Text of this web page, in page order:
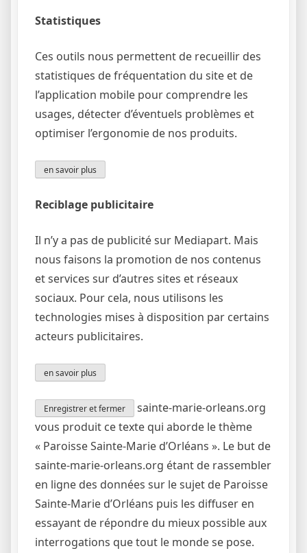
Statistiques
Ces outils nous permettent de recueillir des
statistiques de fréquentation du site et de
l’application mobile pour comprendre les
usages, détecter d’éventuels problèmes et
optimiser l’ergonomie de nos produits.
en savoir plus
Reciblage publicitaire
Il n’y a pas de publicité sur Mediapart. Mais
nous faisons la promotion de nos contenus
et services sur d’autres sites et réseaux
sociaux. Pour cela, nous utilisons les
technologies mises à disposition par certains
acteurs publicitaires.
en savoir plus
Enregistrer et fermer
sainte-marie-orleans.org
vous produit ce texte qui aborde le thème
« Paroisse Sainte-Marie d’Orléans ». Le but de
sainte-marie-orleans.org étant de rassembler
en ligne des données sur le sujet de Paroisse
Sainte-Marie d’Orléans puis les diffuser en
essayant de répondre du mieux possible aux
interrogations que tout le monde se pose.